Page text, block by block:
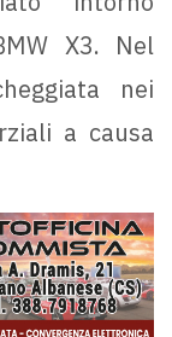
X3. Nel
nei
a causa